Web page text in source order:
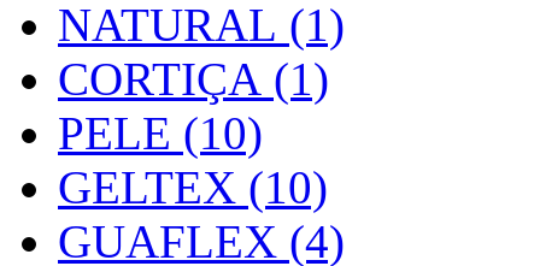
NATURAL (1)
CORTIÇA (1)
PELE (10)
GELTEX (10)
GUAFLEX (4)